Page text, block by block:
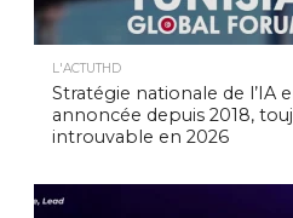
L'ACTUTHD
Stratégie nationale de l’IA
annoncée depuis 2018,
introuvable en 2026